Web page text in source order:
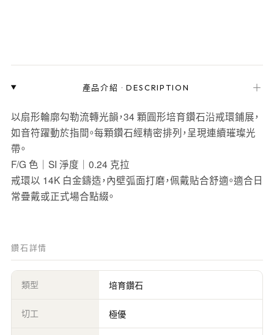
產品介紹 ·DESCRIPTION ＋
以扇形輪廓勾勒流轉光韻，34 顆圓形培育鑽石沿戒環鋪展，
如音符躍動於指間。每顆鑽石經精密排列，呈現連續璀璨光
帶。
F/G 色｜SI 淨度｜0.24 克拉
戒環以 14K 白金鑄造，內壁弧面打磨，佩戴貼合舒適。適合日
常疊戴或正式場合點綴。
鑽石詳情
類型 培育鑽石
切工 極優